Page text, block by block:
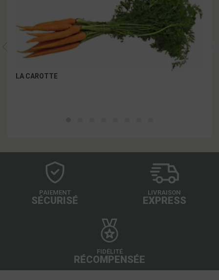
LA CAROTTE
PAIEMENT
SÉCURISÉ
LIVRAISON
EXPRESS
FIDÉLITÉ
RÉCOMPENSÉE